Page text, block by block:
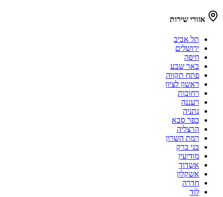
אזורי שירות
תל אביב
ירושלים
חיפה
באר שבע
פתח תקווה
ראשון לציון
רחובות
רעננה
נתניה
כפר סבא
הרצליה
רמת השרון
בני ברק
מודיעין
אשדוד
אשקלון
חדרה
לוד